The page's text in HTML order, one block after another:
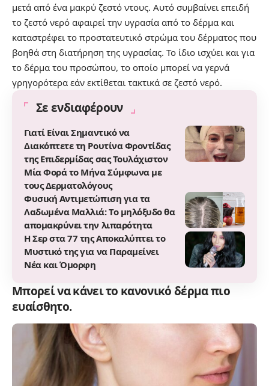
μετά από ένα μακρύ ζεστό ντους. Αυτό συμβαίνει επειδή
το ζεστό νερό αφαιρεί την υγρασία από το δέρμα και
καταστρέφει το προστατευτικό στρώμα του δέρματος που
βοηθά στη διατήρηση της υγρασίας. Το ίδιο ισχύει και για
το δέρμα του προσώπου, το οποίο μπορεί να γερνά
γρηγορότερα εάν εκτίθεται τακτικά σε ζεστό νερό.
Σε ενδιαφέρουν
Γιατί Είναι Σημαντικό να
Διακόπτετε τη Ρουτίνα Φροντίδας
της Επιδερμίδας σας Τουλάχιστον
Μία Φορά το Μήνα Σύμφωνα με
τους Δερματολόγους
Φυσική Αντιμετώπιση για τα
Λαδωμένα Μαλλιά: Το μηλόξυδο θα
απομακρύνει την λιπαρότητα
Η Σερ στα 77 της Αποκαλύπτει το
Μυστικό της για να Παραμείνει
Νέα και Όμορφη
Μπορεί να κάνει το κανονικό δέρμα πιο
ευαίσθητο.